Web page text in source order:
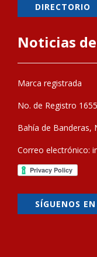
DIRECTORIO
Noticias
Marca registrada
No. de Registro
Bahía de Banderas,
Correo electrónico:
SÍGUENOS